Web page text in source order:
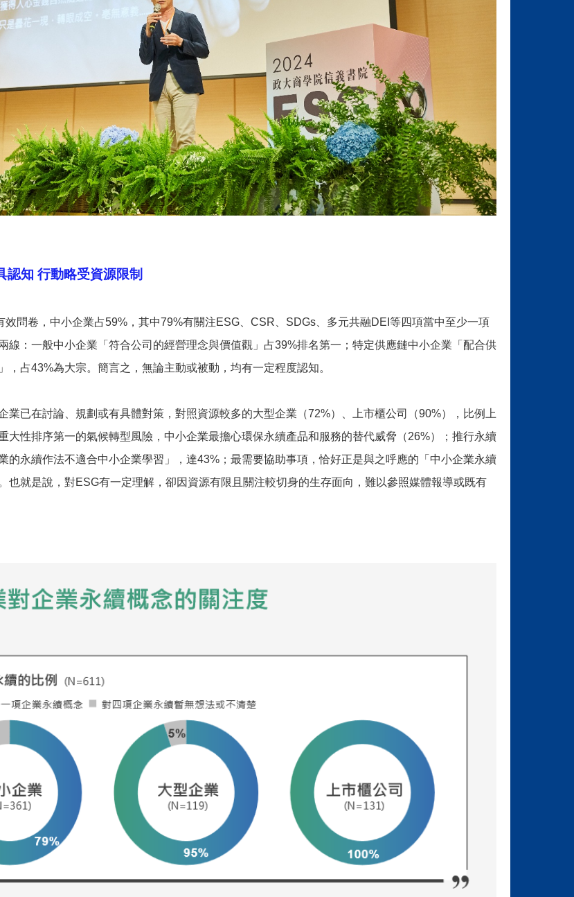
認知 行動略受資源限制
效問卷，中小企業占59%，其中79%有關注ESG、CSR、SDGs、多元共融DEI等四項當中至少一項
線：一般中小企業「符合公司的經營理念與價值觀」占39%排名第一；特定供應鏈中小企業「配合供
，占43%為大宗。簡言之，無論主動或被動，均有一定程度認知。
業已在討論、規劃或有具體對策，對照資源較多的大型企業（72%）、上市櫃公司（90%），比例上
大性排序第一的氣候轉型風險，中小企業最擔心環保永續產品和服務的替代威脅（26%）；推行永續
的永續作法不適合中小企業學習」，達43%；最需要協助事項，恰好正是與之呼應的「中小企業永續
也就是說，對ESG有一定理解，卻因資源有限且關注較切身的生存面向，難以參照媒體報導或既有